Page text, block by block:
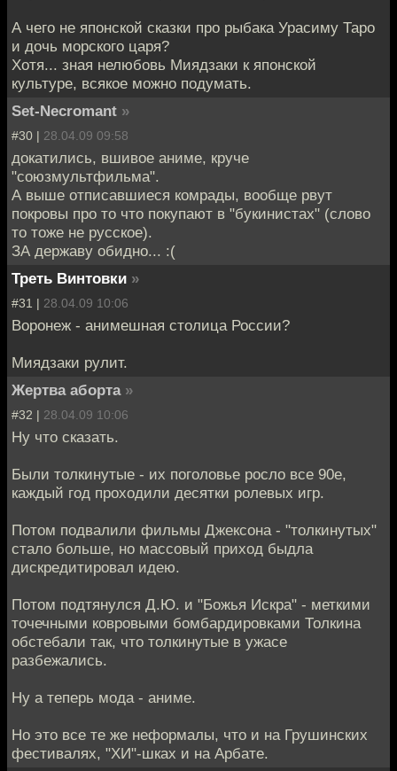
А чего не японской сказки про рыбака Урасиму Таро
и дочь морского царя?
Хотя... зная нелюбовь Миядзаки к японской
культуре, всякое можно подумать.
Set-Necromant »
#30 | 28.04.09 09:58
докатились, вшивое аниме, круче
"союзмультфильма".
А выше отписавшиеся комрады, вообще рвут
покровы про то что покупают в "букинистах" (слово
то тоже не русское).
ЗА державу обидно... :(
Треть Винтовки »
#31 | 28.04.09 10:06
Воронеж - анимешная столица России?
Миядзаки рулит.
Жертва аборта »
#32 | 28.04.09 10:06
Ну что сказать.
Были толкинутые - их поголовье росло все 90е,
каждый год проходили десятки ролевых игр.
Потом подвалили фильмы Джексона - "толкинутых"
стало больше, но массовый приход быдла
дискредитировал идею.
Потом подтянулся Д.Ю. и "Божья Искра" - меткими
точечными ковровыми бомбардировками Толкина
обстебали так, что толкинутые в ужасе
разбежались.
Ну а теперь мода - аниме.
Но это все те же неформалы, что и на Грушинских
фестивалях, "ХИ"-шках и на Арбате.